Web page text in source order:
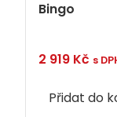
Bingo
2 919 Kč s
Přidat do